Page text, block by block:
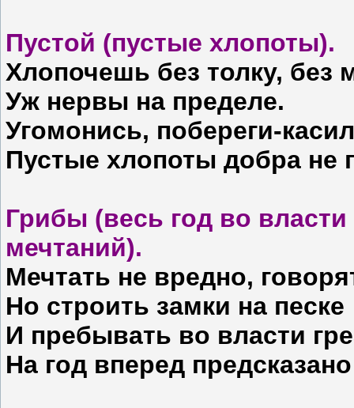
Пустой (пустые хлопоты).
Хлопочешь без толку, без
Уж нервы на пределе.
Угомонись, побереги-
Пустые хлопоты добра не
Грибы (весь год во
мечтаний).
Мечтать не вредно,
Но строить замки на песке
И пребывать во власти
На год вперед